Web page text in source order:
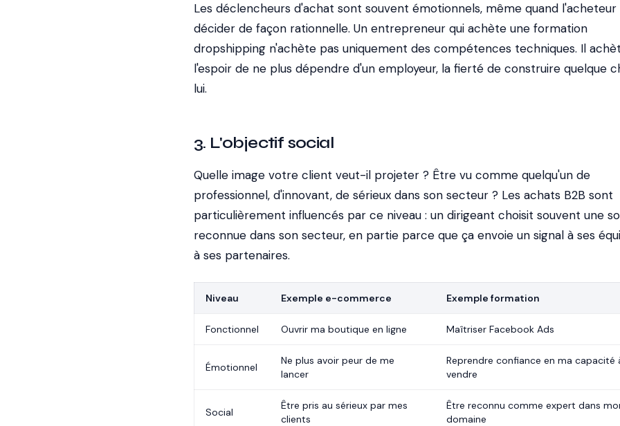
Les déclencheurs d'achat sont souvent émotionnels, même quand l'acheteur
décider de façon rationnelle. Un entrepreneur qui achète une formation
dropshipping n'achète pas uniquement des compétences techniques. Il
l'espoir de ne plus dépendre d'un employeur, la fierté de construire quelque
lui.
3. L'objectif social
Quelle image votre client veut-il projeter ? Être vu comme quelqu'un de
professionnel, d'innovant, de sérieux dans son secteur ? Les achats B2B sont
particulièrement influencés par ce niveau : un dirigeant choisit souvent une
reconnue dans son secteur, en partie parce que ça envoie un signal à ses
à ses partenaires.
Niveau Exemple e-commerce Exemple formation
Fonctionnel Ouvrir ma boutique en ligne Maîtriser Facebook Ads
Émotionnel
Ne plus avoir peur de me
lancer
Reprendre confiance en ma capacité
vendre
Social
Être pris au sérieux par mes
clients
Être reconnu comme expert dans
domaine